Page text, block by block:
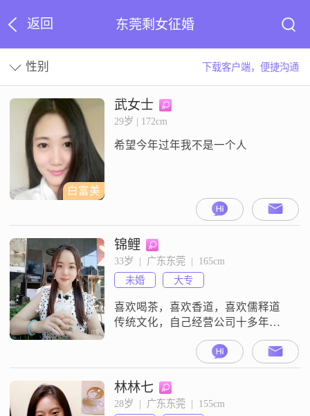
返回 东莞剩女征婚
性别 下载客户端，便捷沟通
白富美
武女士
29岁 | 172cm
希望今年过年我不是一个人
锦鲤
33岁  |  广东东莞  |  165cm
未婚
大专
喜欢喝茶，喜欢香道，喜欢儒释道
传统文化，自己经营公司十多年
了，传统行业，不卷不内耗，姐妹
说我年纪轻轻就在过退休生活，但
慢节奏追求内心的成长就是我需要
的，找到灵魂契合的另一半，共同
修行，安稳生活
林林七
28岁  |  广东东莞  |  155cm